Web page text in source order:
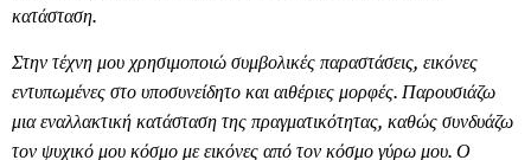
κατάσταση.
Στην τέχνη μου χρησιμοποιώ συμβολικές παραστάσεις, εικόνες
εντυπωμένες στο υποσυνείδητο και αιθέριες μορφές. Παρουσιάζω
μια εναλλακτική κατάσταση της πραγματικότητας, καθώς συνδυάζω
τον ψυχικό μου κόσμο με εικόνες από τον κόσμο γύρω μου. Ο